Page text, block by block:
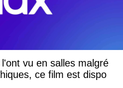
vu en salles malgré
ce film est dispo